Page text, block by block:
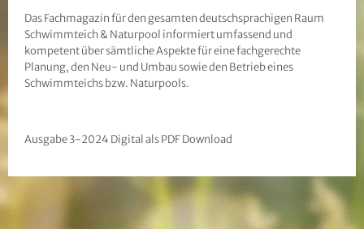
Das Fachmagazin für den gesamten deutschsprachigen Raum
Schwimmteich & Naturpool informiert umfassend und
kompetent über sämtliche Aspekte für eine fachgerechte
Planung, den Neu- und Umbau sowie den Betrieb eines
Schwimmteichs bzw. Naturpools.
Ausgabe 3-2024 Digital als PDF Download